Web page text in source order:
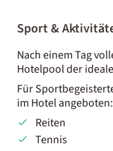
Sport &
Nach einem Tag
Hotelpool der
Für
im Hotel angeboten:
Reiten
Tennis